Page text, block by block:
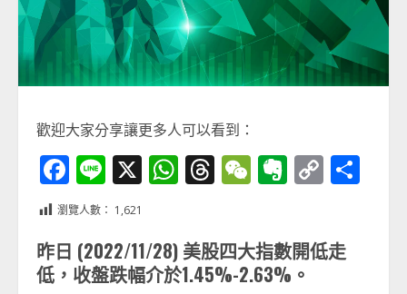
歡迎大家分享讓更多人可以看到：
Facebook
Line
X WhatsApp
Threads
WeChat
Evernote
Copy
瀏覽人數： 1,621
昨日 (2022/11/28) 美股四大指數開低走
低，收盤跌幅介於1.45%-2.63%。